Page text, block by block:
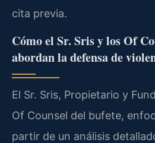
cita previa.
Cómo el Sr. Sris y los Of
abordan la defensa de
El Sr. Sris, Propietario y
Of Counsel del bufete,
partir de un análisis